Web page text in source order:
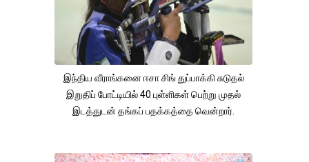
இந்திய வீராங்கனை ஈசா சிங் துப்பாக்கி சுடுதல்
இறுதிப் போட்டியில் 40 புள்ளிகள் பெற்று முதல்
இடத்துடன் தங்கப் பதக்கத்தை வென்றார்.